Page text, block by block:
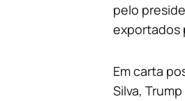
pelo
exportados
Em carta
Silva,